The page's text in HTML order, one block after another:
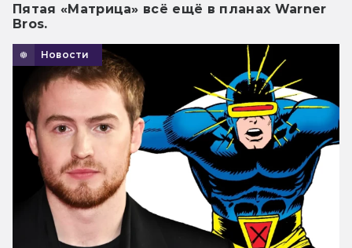
Пятая «Матрица» всё ещё в планах Warner
Bros.
Новости